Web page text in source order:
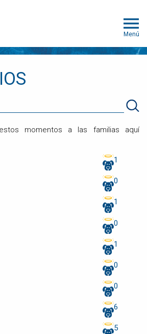
Menú
momentos a las familias aquí
1
0
1
0
1
0
0
6
5